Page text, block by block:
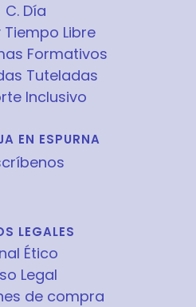
C. Día
Tiempo Libre
Formativos
Tuteladas
Inclusivo
EN ESPURNA
LEGALES
Ético
Legal
de compra